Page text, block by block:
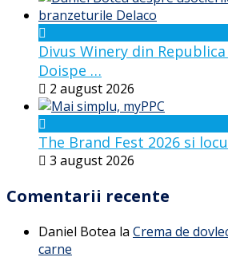
Divus Winery din
Doispe …
2 august 2026
The Brand Fest 2026 si
3 august 2026
Comentarii recente
Daniel Botea la Crema de
carne